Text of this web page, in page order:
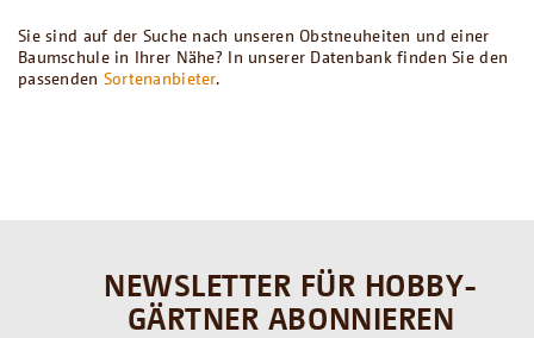
Sie sind auf der Suche nach unseren Obstneuheiten und einer
Baumschule in Ihrer Nähe? In unserer Datenbank finden Sie den
passenden Sortenanbieter.
NEWSLETTER FÜR HOBBY-
GÄRTNER ABONNIEREN